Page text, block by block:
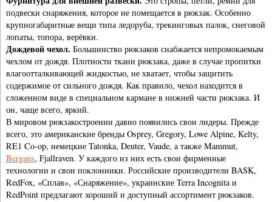
подвески снаряжения, которое не помещается в рюкзак. Особенно
крупногабаритные вещи типа ледоруба, трекинговых палок, снеговой
лопаты, топора, верёвки.
Дождевой чехол. Большинство рюкзаков снабжается непромокаемым
чехлом от дождя. Плотности ткани рюкзака, даже в случае пропитки
влагоотталкивающей жидкостью, не хватает, чтобы защитить
содержимое от сильного дождя. Как правило, чехол находится в
сложенном виде в специальном кармане в нижней части рюкзака. И
он, чаще всего, яркий.
В мировом рюкзакостроении давно появились свои лидеры. Прежде
всего, это американские бренды Osprey, Gregory, Lowe Alpine, Kelty,
RE1 Co-op, немецкие Tatonka, Deuter, Vaude, а также Mammut,
Bergans, Fjallraven. У каждого из них есть свои фирменные
технологии и свои поклонники. Российские производители BASK,
RedFox, «Сплав», «Снаряжение», украинские Terra Incognita и
RedPoint предлагают хороший и доступный ассортимент рюкзаков.